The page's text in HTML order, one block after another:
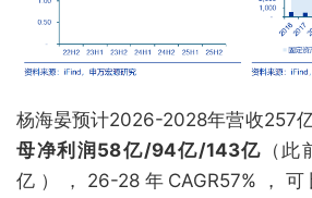
杨海晏预计2026-2028年营收257
母净利润58亿/94亿/143亿 （
亿），26-28年CAGR57%，